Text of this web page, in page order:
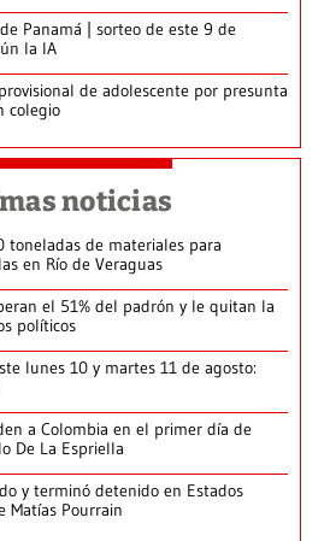
Panamá | sorteo de este 9 de
la IA
de adolescente por presunta
colegio
noticias
toneladas de materiales para
en Río de Veraguas
el 51% del padrón y le quitan la
políticos
lunes 10 y martes 11 de agosto:
a Colombia en el primer día de
De La Espriella
y terminó detenido en Estados
Matías Pourrain